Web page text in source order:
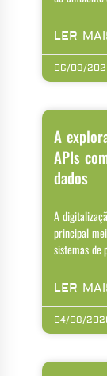
LER
06/08/
A
APIs
dados
A
principal
sistemas de
LER
04/08/